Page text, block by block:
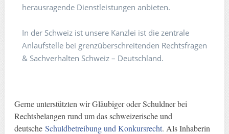
herausragende Dienstleistungen anbieten.
In der Schweiz ist unsere Kanzlei ist die zentrale
Anlaufstelle bei grenzüberschreitenden Rechtsfragen
& Sachverhalten Schweiz – Deutschland.
Gerne unterstützten wir Gläubiger oder Schuldner bei
Rechtsbelangen rund um das schweizerische und
deutsche Schuldbetreibung und Konkursrecht. Als Inhaberin